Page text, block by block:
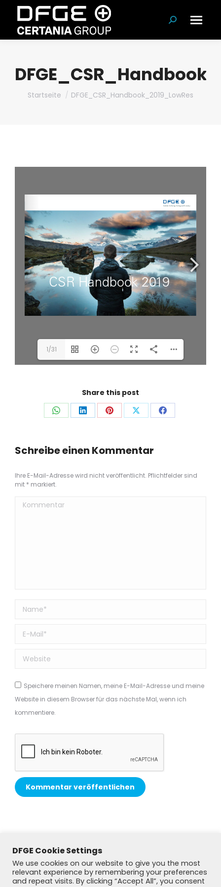
Suchen:
Du bist hier:
Startseite DFGE_CSR_Handbook_2019_LowRes
1/31
Share this post
Auf
teilen
Auf
teilen
Auf
teilen
Auf
teilen
Auf
Schreibe einen Kommentar
Ihre E-Mail-Adresse wird nicht veröffentlicht. Pflichtfelder sind
mit * markiert.
Kommentar
Name *
E-Mail *
Website
Speichere meinen Namen, meine E-Mail-Adresse und meine
Website in diesem Browser für das nächste Mal, wenn ich
kommentiere.
Kommentar veröffentlichen
DFGE Cookie Settings
We use cookies on our website to give you the most
relevant experience by remembering your preferences
and repeat visits. By clicking “Accept All”, you consent